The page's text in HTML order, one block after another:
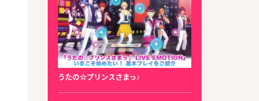
うたの☆プリンスさまっ♪